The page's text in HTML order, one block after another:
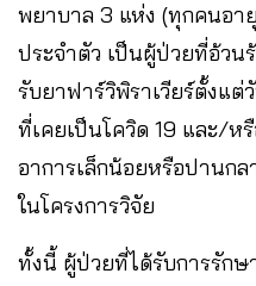
พยาบาล 3 แห่ง (ทุกคนอา
ประจำตัว เป็นผู้ป่วยที่อ้วน
รับยาฟาร์วิพิราเวียร์ตั้งแต่
ที่เคยเป็นโควิด 19 และ/
อาการเล็กน้อยหรือปานก
ในโครงการวิจัย
ทั้งนี้ ผู้ป่วยที่ได้รับการรักษ